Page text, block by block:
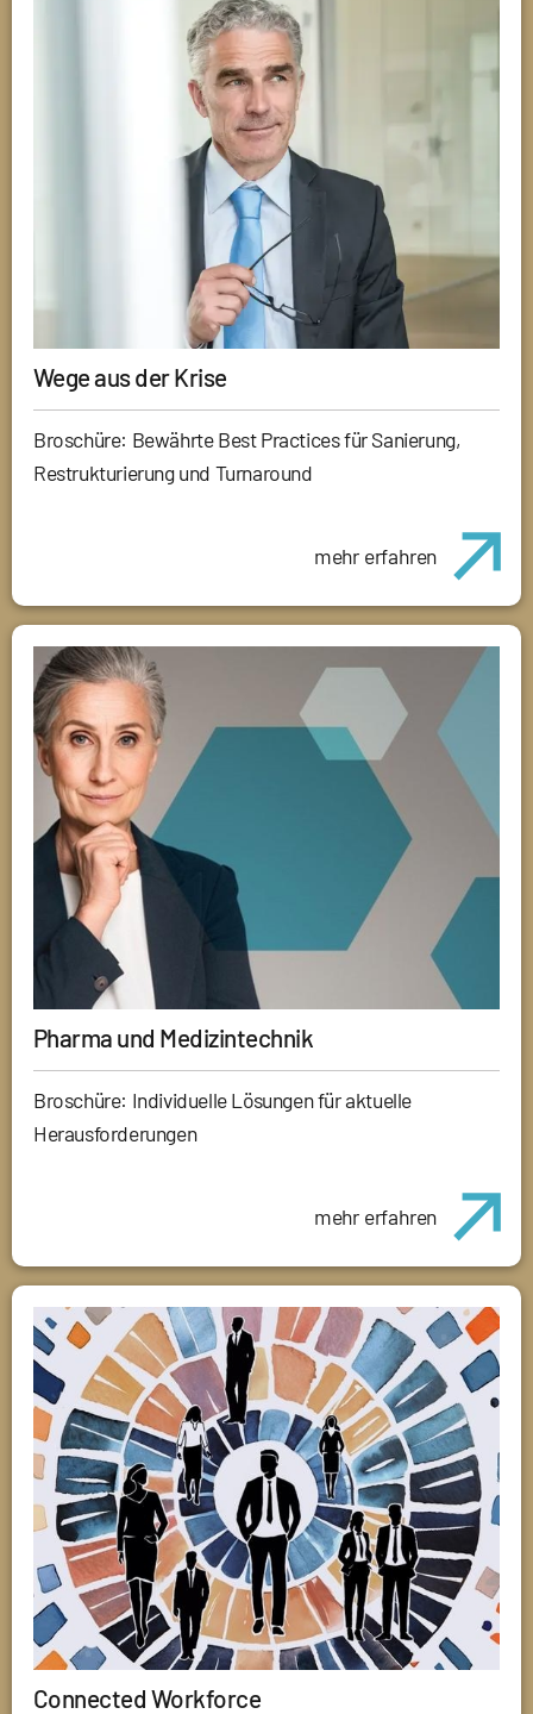
Wege aus der Krise
Broschüre: Bewährte Best Practices für Sanierung,
Restrukturierung und Turnaround
mehr erfahren
Pharma und Medizintechnik
Broschüre: Individuelle Lösungen für aktuelle
Herausforderungen
mehr erfahren
Connected Workforce